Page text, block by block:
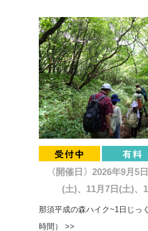
〈開催日〉2026年9月5
(土)、11月7日(土)、
那須平成の森ハイク~1日じっ
時間） >>